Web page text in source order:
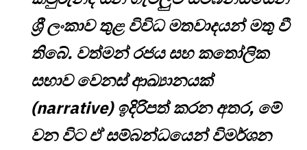
ශ්‍රී ලංකාව තුළ විවිධ මතවාදයන් මතු වී
තිබේ. වත්මන් රජය සහ කතෝලික
සභාව වෙනස් ආඛ්‍යානයක්
(narrative) ඉදිරිපත් කරන අතර, මේ
වන විට ඒ සම්බන්ධයෙන් විමර්ශන